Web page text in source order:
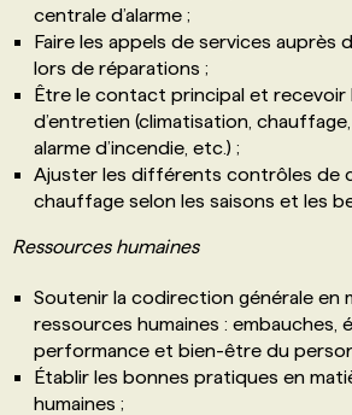
centrale d’alarme ;
Faire les appels de services auprès
lors de réparations ;
Être le contact principal et recevoir
d’entretien (climatisation,
alarme d’incendie, etc.) ;
Ajuster les différents contrôles de
chauffage selon les saisons et les
Ressources humaines
Soutenir la codirection générale en
ressources humaines : embauches,
performance et bien-être du
Établir les bonnes pratiques en
humaines ;